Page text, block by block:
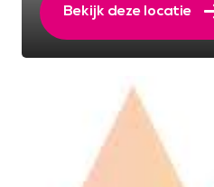
Bekijk deze locatie